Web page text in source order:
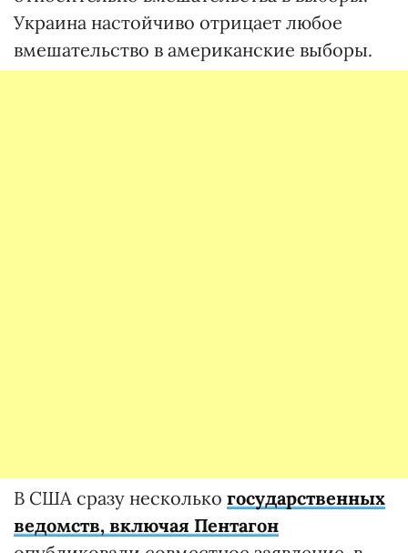
Украина настойчиво отрицает любое
вмешательство в американские выборы.
В США сразу несколько государственных
ведомств, включая Пентагон